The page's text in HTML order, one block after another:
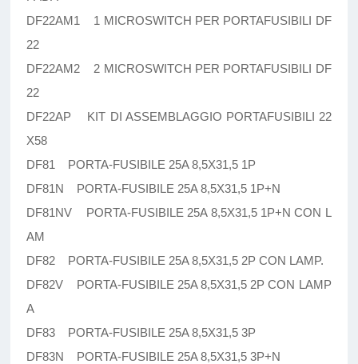
DF22AM1 1 MICROSWITCH PER PORTAFUSIBILI DF
22
DF22AM2 2 MICROSWITCH PER PORTAFUSIBILI DF
22
DF22AP KIT DI ASSEMBLAGGIO PORTAFUSIBILI 22
X58
DF81 PORTA-FUSIBILE 25A 8,5X31,5 1P
DF81N PORTA-FUSIBILE 25A 8,5X31,5 1P+N
DF81NV PORTA-FUSIBILE 25A 8,5X31,5 1P+N CON L
AM
DF82 PORTA-FUSIBILE 25A 8,5X31,5 2P CON LAMP.
DF82V PORTA-FUSIBILE 25A 8,5X31,5 2P CON LAMP
A
DF83 PORTA-FUSIBILE 25A 8,5X31,5 3P
DF83N PORTA-FUSIBILE 25A 8,5X31,5 3P+N